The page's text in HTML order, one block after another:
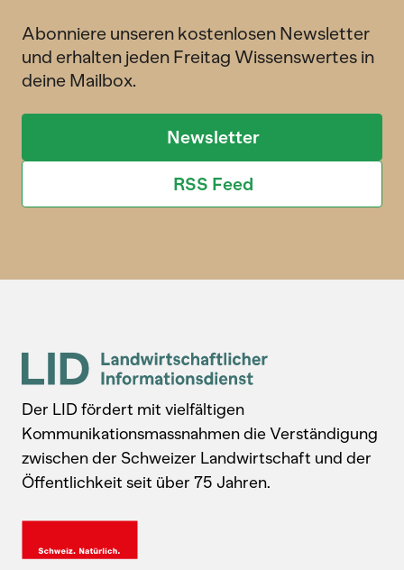
Abonniere unseren kostenlosen Newsletter
und erhalten jeden Freitag Wissenswertes in
deine Mailbox.
Newsletter
RSS Feed
Der LID fördert mit vielfältigen
Kommunikationsmassnahmen die Verständigung
zwischen der Schweizer Landwirtschaft und der
Öffentlichkeit seit über 75 Jahren.